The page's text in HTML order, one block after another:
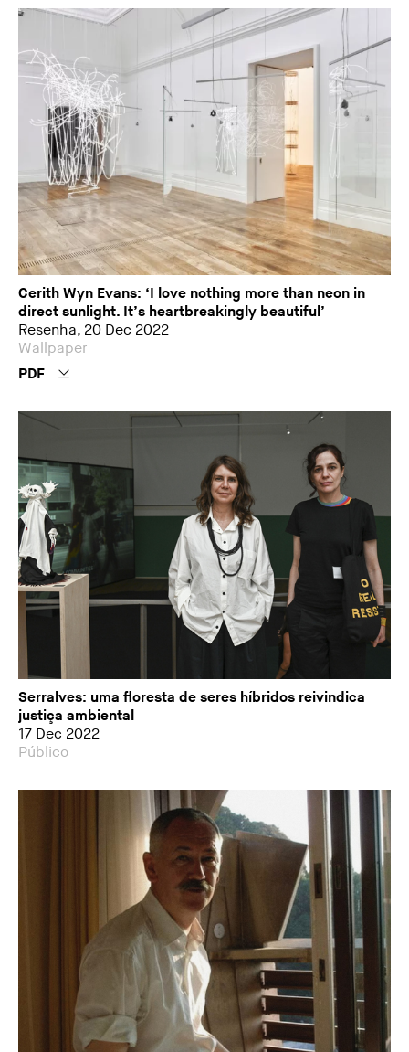
Cerith Wyn Evans: ‘I love nothing more than neon in
direct sunlight. It’s heartbreakingly beautiful’
Resenha, 20 Dec 2022
Wallpaper
PDF
Serralves: uma floresta de seres híbridos reivindica
justiça ambiental
17 Dec 2022
Público